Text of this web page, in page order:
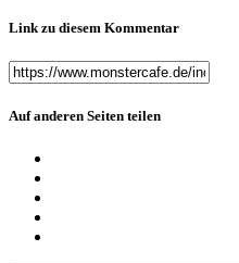
Link zu diesem Kommentar
Auf anderen Seiten teilen